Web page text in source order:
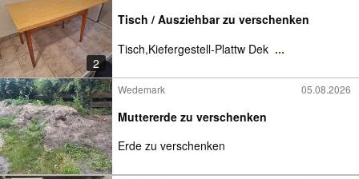
2
Tisch / Ausziehbar zu verschenken
Tisch,Kiefergestell-Plattw Dek ...
Wedemark 05.08.2026
Muttererde zu verschenken
Erde zu verschenken